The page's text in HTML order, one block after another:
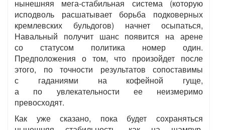
нынешняя мега-стабильная система (которую
исподволь расшатывает борьба подковерных
кремлевских бульдогов) начнет осыпаться,
Навальный получит шанс появится на арене
со статусом политика номер один.
Предположения о том, что произойдет после
этого, по точности результатов сопоставимы
с гаданиями на кофейной гуще,
а по увлекательности ее неизмеримо
превосходят.
Как уже сказано, пока будет сохраняться